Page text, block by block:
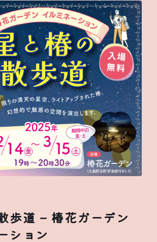
歩道 – 椿花ガーデン
ション